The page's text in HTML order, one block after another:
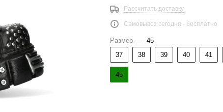
Рассчитать доставку
Самовывоз сегодня - бесплатно
Размер — 45
37
38 39 40 41
45